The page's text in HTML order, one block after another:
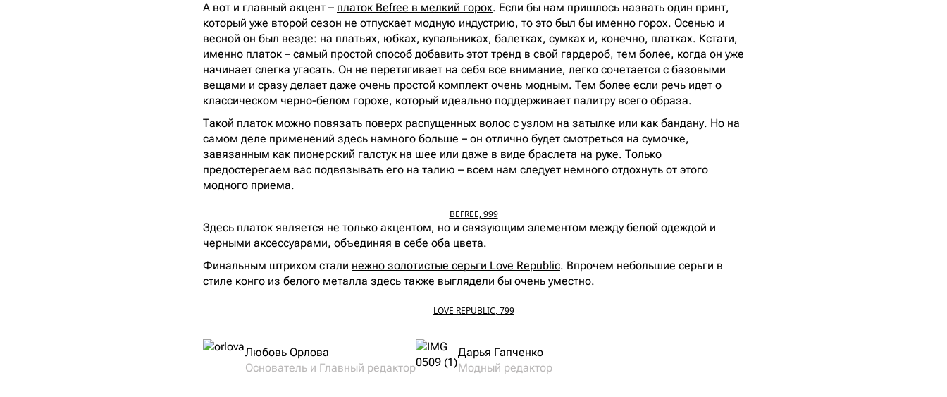
А вот и главный акцент – платок Befree в мелкий горох. Если бы нам пришлось назвать один принт,
который уже второй сезон не отпускает модную индустрию, то это был бы именно горох. Осенью и
весной он был везде: на платьях, юбках, купальниках, балетках, сумках и, конечно, платках. Кстати,
именно платок – самый простой способ добавить этот тренд в свой гардероб, тем более, когда он уже
начинает слегка угасать. Он не перетягивает на себя все внимание, легко сочетается с базовыми
вещами и сразу делает даже очень простой комплект очень модным. Тем более если речь идет о
классическом черно-белом горохе, который идеально поддерживает палитру всего образа.
Такой платок можно повязать поверх распущенных волос с узлом на затылке или как бандану. Но на
самом деле применений здесь намного больше – он отлично будет смотреться на сумочке,
завязанным как пионерский галстук на шее или даже в виде браслета на руке. Только
предостерегаем вас подвязывать его на талию – всем нам следует немного отдохнуть от этого
модного приема.
BEFREE, 999
Здесь платок является не только акцентом, но и связующим элементом между белой одеждой и
черными аксессуарами, объединяя в себе оба цвета.
Финальным штрихом стали нежно золотистые серьги Love Republic. Впрочем небольшие серьги в
стиле конго из белого металла здесь также выглядели бы очень уместно.
LOVE REPUBLIC, 799
Любовь Орлова
Основатель и Главный редактор
Дарья Гапченко
Модный редактор